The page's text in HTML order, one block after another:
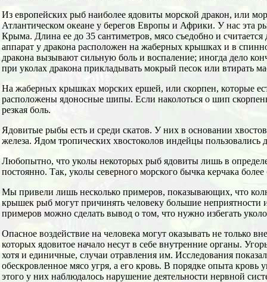
Из европейских рыб наиболее ядовиты морской дракон, или
Атлантическом океане у берегов Европы и Африки. У нас эта
Крыма. Длина ее до 35 сантиметров, мясо съедобно и
аппарат у дракона расположен на жаберных крышках и в
дракона вызывают сильную боль и воспаление; иногда дело
при уколах дракона прикладывать мокрый песок или втирать
На жаберных крышках морских ершей, или скорпен, которые
расположены ядоносные шипы. Если наколоться о шип
резкая боль.
Ядовитые рыбы есть и среди скатов. У них в основании
железа. Ядом тропических хвостоколов индейцы пользовались
Любопытно, что уколы некоторых рыб ядовиты лишь в
постоянно. Так, уколы северного морского бычка керчака
Мы привели лишь несколько примеров, показывающих, что
крышек рыб могут причинять человеку большие неприятности
примеров можно сделать вывод о том, что нужно избегать
Опасное воздействие на человека могут оказывать не только
которых ядовитое начало несут в себе внутренние органы.
хотя и единичные, случаи отравления им. Исследования
обескровленное мясо угря, а его кровь. В порядке опыта
этого у них наблюдалось нарушение деятельности нервной